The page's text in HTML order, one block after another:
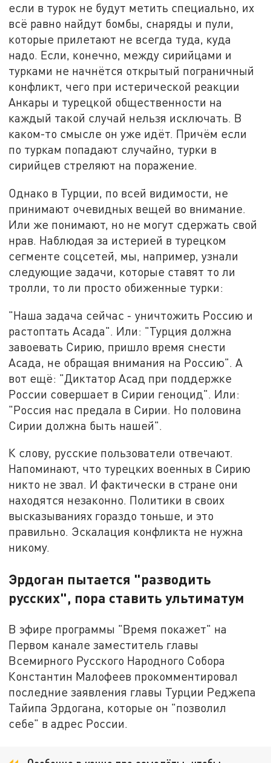
если в турок не будут метить специально, их
всё равно найдут бомбы, снаряды и пули,
которые прилетают не всегда туда, куда
надо. Если, конечно, между сирийцами и
турками не начнётся открытый пограничный
конфликт, чего при истерической реакции
Анкары и турецкой общественности на
каждый такой случай нельзя исключать. В
каком-то смысле он уже идёт. Причём если
по туркам попадают случайно, турки в
сирийцев стреляют на поражение.
Однако в Турции, по всей видимости, не
принимают очевидных вещей во внимание.
Или же понимают, но не могут сдержать свой
нрав. Наблюдая за истерией в турецком
сегменте соцсетей, мы, например, узнали
следующие задачи, которые ставят то ли
тролли, то ли просто обиженные турки:
"Наша задача сейчас - уничтожить Россию и
растоптать Асада". Или: "Турция должна
завоевать Сирию, пришло время снести
Асада, не обращая внимания на Россию". А
вот ещё: "Диктатор Асад при поддержке
России совершает в Сирии геноцид". Или:
"Россия нас предала в Сирии. Но половина
Сирии должна быть нашей".
К слову, русские пользователи отвечают.
Напоминают, что турецких военных в Сирию
никто не звал. И фактически в стране они
находятся незаконно. Политики в своих
высказываниях гораздо тоньше, и это
правильно. Эскалация конфликта не нужна
никому.
Эрдоган пытается "разводить
русских", пора ставить ультиматум
В эфире программы "Время покажет" на
Первом канале заместитель главы
Всемирного Русского Народного Собора
Константин Малофеев прокомментировал
последние заявления главы Турции Реджепа
Тайипа Эрдогана, которые он "позволил
себе" в адрес России.